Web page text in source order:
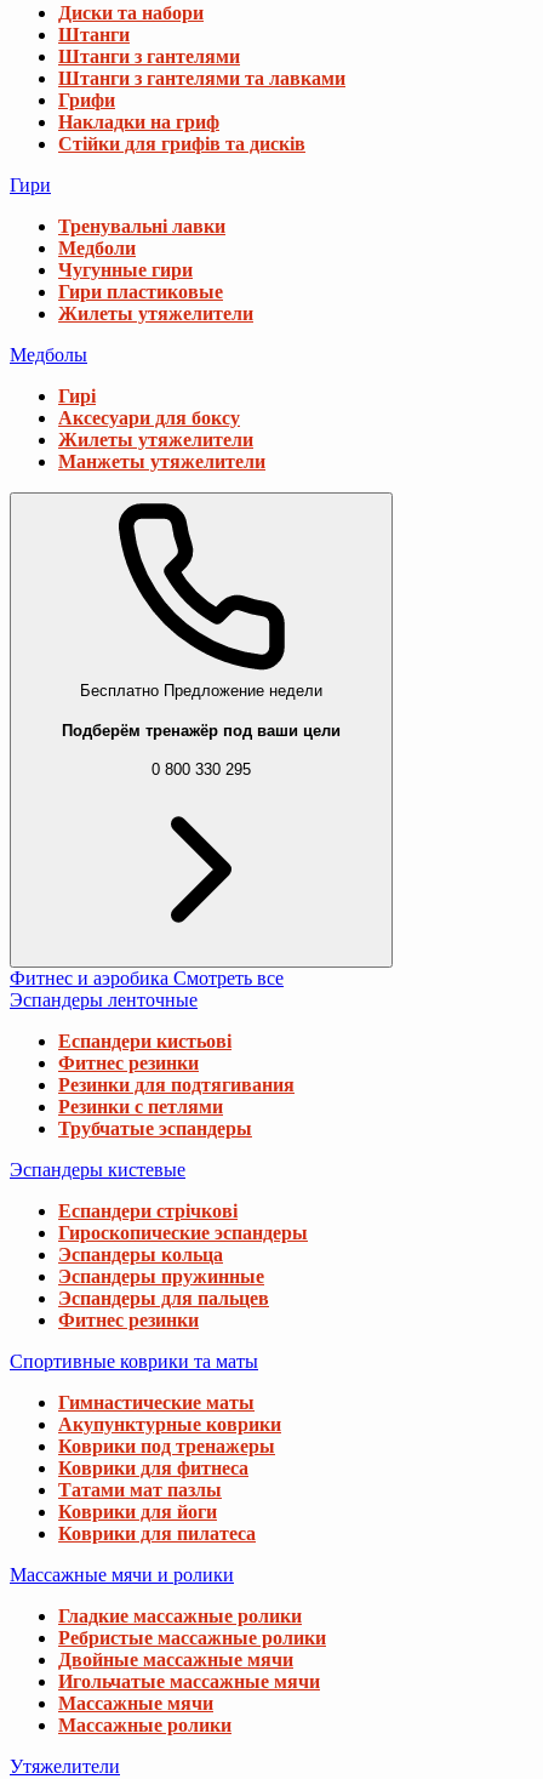
Диски та набори
Штанги
Штанги з гантелями
Штанги з гантелями та лавками
Грифи
Накладки на гриф
Стійки для грифів та дисків
Гири
Тренувальні лавки
Медболи
Чугунные гири
Гири пластиковые
Жилеты утяжелители
Медболы
Гирі
Аксесуари для боксу
Жилеты утяжелители
Манжеты утяжелители
Бесплатно Предложение недели
Подберём тренажёр под ваши цели
0 800 330 295
Фитнес и аэробика Смотреть все
Эспандеры ленточные
Еспандери кистьові
Фитнес резинки
Резинки для подтягивания
Резинки с петлями
Трубчатые эспандеры
Эспандеры кистевые
Еспандери стрічкові
Гироскопические эспандеры
Эспандеры кольца
Эспандеры пружинные
Эспандеры для пальцев
Фитнес резинки
Спортивные коврики та маты
Гимнастические маты
Акупунктурные коврики
Коврики под тренажеры
Коврики для фитнеса
Татами мат пазлы
Коврики для йоги
Коврики для пилатеса
Массажные мячи и ролики
Гладкие массажные ролики
Ребристые массажные ролики
Двойные массажные мячи
Игольчатые массажные мячи
Массажные мячи
Массажные ролики
Утяжелители